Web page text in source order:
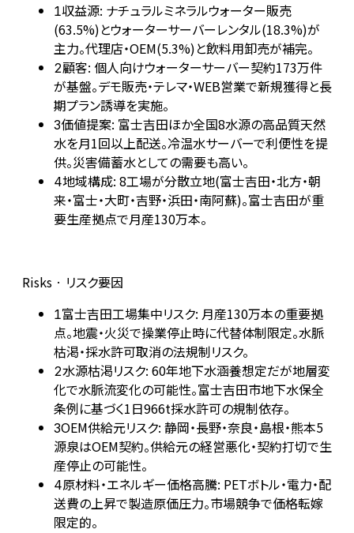
1収益源: ナチュラルミネラルウォーター販売
(63.5%)とウォーターサーバーレンタル(18.3%)が
主力。代理店・OEM(5.3%)と飲料用卸売が補完。
2顧客: 個人向けウォーターサーバー契約173万件
が基盤。デモ販売・テレマ・WEB営業で新規獲得と長
期プラン誘導を実施。
3価値提案: 富士吉田ほか全国8水源の高品質天然
水を月1回以上配送。冷温水サーバーで利便性を提
供。災害備蓄水としての需要も高い。
4地域構成: 8工場が分散立地(富士吉田・北方・朝
来・富士・大町・吉野・浜田・南阿蘇)。富士吉田が重
要生産拠点で月産130万本。
Risks · リスク要因
1富士吉田工場集中リスク: 月産130万本の重要拠
点。地震・火災で操業停止時に代替体制限定。水脈
枯渇・採水許可取消の法規制リスク。
2水源枯渇リスク: 60年地下水涵養想定だが地層変
化で水脈流変化の可能性。富士吉田市地下水保全
条例に基づく1日966t採水許可の規制依存。
3OEM供給元リスク: 静岡・長野・奈良・島根・熊本5
源泉はOEM契約。供給元の経営悪化・契約打切で生
産停止の可能性。
4原材料・エネルギー価格高騰: PETボトル・電力・配
送費の上昇で製造原価圧力。市場競争で価格転嫁
限定的。